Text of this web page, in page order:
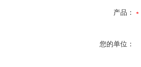
产品：
您的单位：